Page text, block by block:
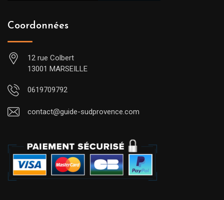
Coordonnées
12 rue Colbert
13001 MARSEILLE
0619709792
contact@guide-sudprovence.com